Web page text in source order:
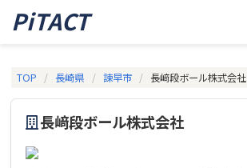
PiTACT
TOP 長崎県 諫早市 長﨑段ボール株式会社
長﨑段ボール株式会社